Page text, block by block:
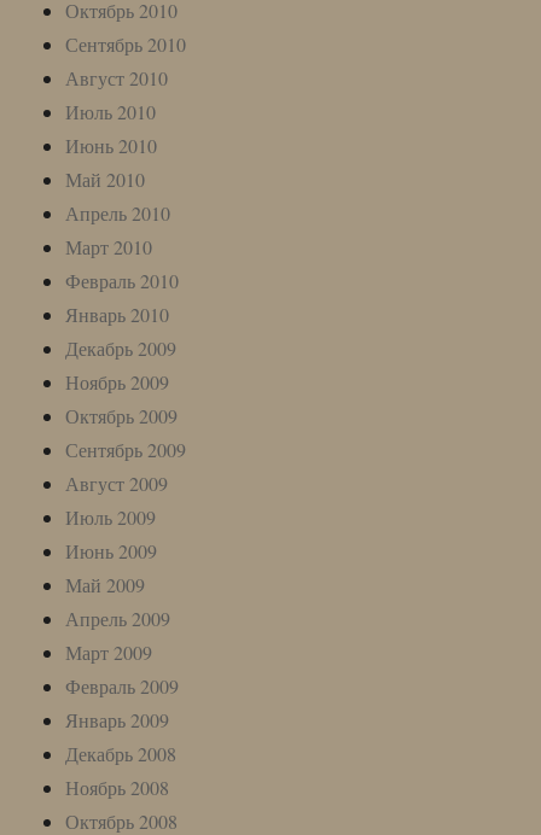
Октябрь 2010
Сентябрь 2010
Август 2010
Июль 2010
Июнь 2010
Май 2010
Апрель 2010
Март 2010
Февраль 2010
Январь 2010
Декабрь 2009
Ноябрь 2009
Октябрь 2009
Сентябрь 2009
Август 2009
Июль 2009
Июнь 2009
Май 2009
Апрель 2009
Март 2009
Февраль 2009
Январь 2009
Декабрь 2008
Ноябрь 2008
Октябрь 2008